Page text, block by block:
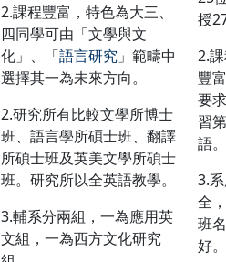
2.課程豐富，特色為大三、
四同學可由「文學與文
化」、「語言研究 」範疇中
選擇其一為未來方向。
2.研究所有比較文學所博士
班、語言學所碩士班、翻譯
所碩士班及英美文學所碩士
班。研究所以全英語教學。
3.輔系分兩組，一為應用英
文組，一為西方文化研究
授
2.
豐
要
習
語。
3.
全
班
好。